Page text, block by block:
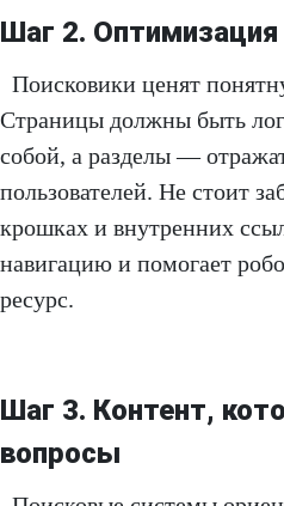
Шаг 2.
Поисковики ценят
Страницы должны быть
собой, а разделы —
пользователей. Не стоит
крошках и внутренних
навигацию и помогает
ресурс.
Шаг 3. Контент,
вопросы